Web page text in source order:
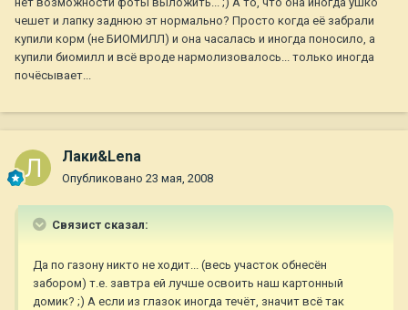
чешет и лапку заднюю эт нормально? Просто когда её забрали
купили корм (не БИОМИЛЛ) и она часалась и иногда поносило, а
купили биомилл и всё вроде нармолизовалось... только иногда
почёсывает...
Лаки&Lena
Опубликовано 23 мая, 2008
Связист сказал:
Да по газону никто не ходит... (весь участок обнесён
забором) т.е. завтра ей лучше освоить наш картонный
домик? ;) А если из глазок иногда течёт, значит всё так